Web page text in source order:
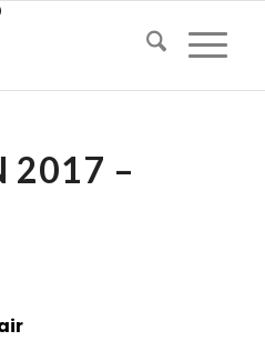
2017 –